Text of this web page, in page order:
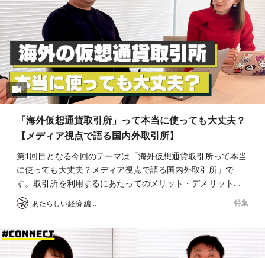
「海外仮想通貨取引所」って本当に使っても大丈夫？
【メディア視点で語る国内外取引所】
第1回目となる今回のテーマは「海外仮想通貨取引所って本当
に使っても大丈夫？メディア視点で語る国内外取引所」で
す。取引所を利用するにあたってのメリット・デメリット…
あたらしい経済 編集部 特集